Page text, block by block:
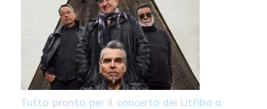
Tutto pronto per il concerto dei Litfiba a